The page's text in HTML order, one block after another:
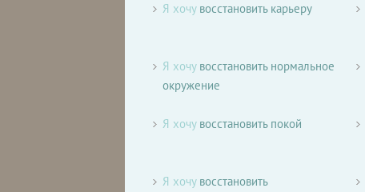
Я хочувосстановить карьеру
Я хочувосстановить нормальное
окружение
Я хочувосстановить покой
Я хочувосстановить